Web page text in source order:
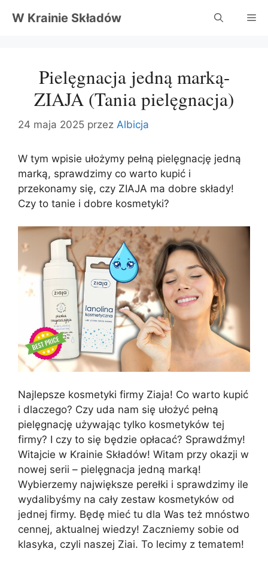
W Krainie Składów
Pielęgnacja jedną marką-
ZIAJA (Tania pielęgnacja)
24 maja 2025 przez Albicja
W tym wpisie ułożymy pełną pielęgnację jedną
marką, sprawdzimy co warto kupić i
przekonamy się, czy ZIAJA ma dobre składy!
Czy to tanie i dobre kosmetyki?
Najlepsze kosmetyki firmy Ziaja! Co warto kupić
i dlaczego? Czy uda nam się ułożyć pełną
pielęgnację używając tylko kosmetyków tej
firmy? I czy to się będzie opłacać? Sprawdźmy!
Witajcie w Krainie Składów! Witam przy okazji w
nowej serii – pielęgnacja jedną marką!
Wybierzemy największe perełki i sprawdzimy ile
wydalibyśmy na cały zestaw kosmetyków od
jednej firmy. Będę mieć tu dla Was też mnóstwo
cennej, aktualnej wiedzy! Zaczniemy sobie od
klasyka, czyli naszej Ziai. To lecimy z tematem!